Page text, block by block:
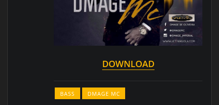
DOWNLOAD
BASS DMAGE MC